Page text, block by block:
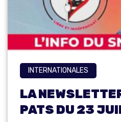
INTERNATIONALES
LA
PATS DU 23